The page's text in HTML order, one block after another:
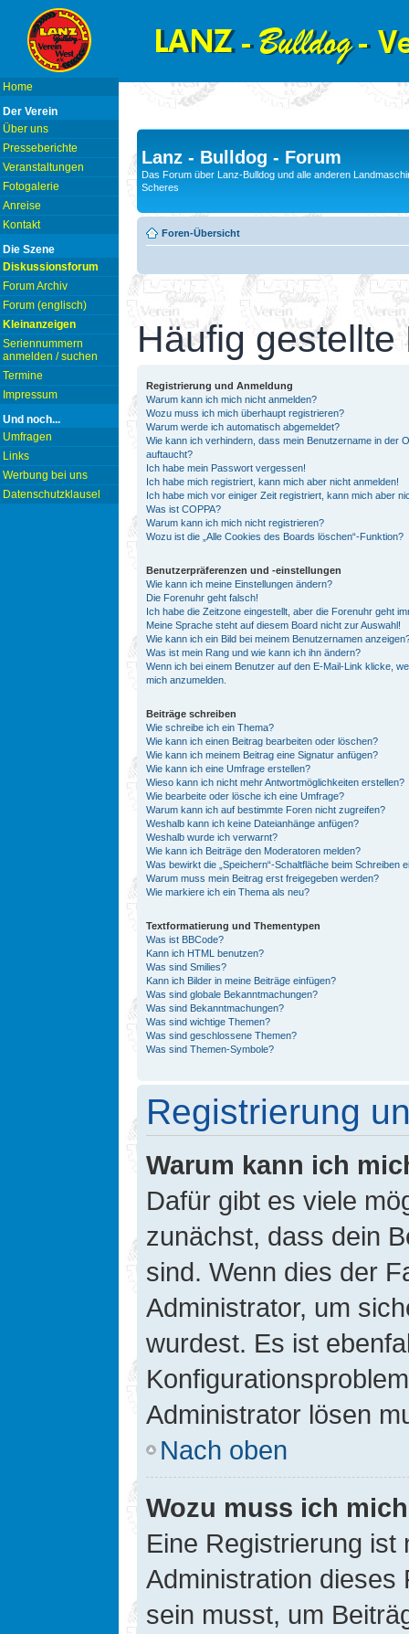
Home
Der Verein
Über uns
Presseberichte
Veranstaltungen
Fotogalerie
Anreise
Kontakt
Die Szene
Diskussionsforum
Forum Archiv
Forum (englisch)
Kleinanzeigen
Seriennummern
anmelden / suchen
Termine
Impressum
Und noch...
Umfragen
Links
Werbung bei uns
Datenschutzklausel
Lanz - Bulldog - Forum
Das Forum über Lanz-Bulldog und alle anderen
Scheres
Foren-Übersicht
Häufig gestellte
Registrierung und Anmeldung
Warum kann ich mich nicht anmelden?
Wozu muss ich mich überhaupt registrieren?
Warum werde ich automatisch abgemeldet?
Wie kann ich verhindern, dass mein Benutzername in der
auftaucht?
Ich habe mein Passwort vergessen!
Ich habe mich registriert, kann mich aber nicht anmelden!
Ich habe mich vor einiger Zeit registriert, kann mich aber
Was ist COPPA?
Warum kann ich mich nicht registrieren?
Wozu ist die „Alle Cookies des Boards löschen“-Funktion?
Benutzerpräferenzen und -einstellungen
Wie kann ich meine Einstellungen ändern?
Die Forenuhr geht falsch!
Ich habe die Zeitzone eingestellt, aber die Forenuhr geht
Meine Sprache steht auf diesem Board nicht zur Auswahl!
Wie kann ich ein Bild bei meinem Benutzernamen
Was ist mein Rang und wie kann ich ihn ändern?
Wenn ich bei einem Benutzer auf den E-Mail-Link klicke,
mich anzumelden.
Beiträge schreiben
Wie schreibe ich ein Thema?
Wie kann ich einen Beitrag bearbeiten oder löschen?
Wie kann ich meinem Beitrag eine Signatur anfügen?
Wie kann ich eine Umfrage erstellen?
Wieso kann ich nicht mehr Antwortmöglichkeiten erstellen?
Wie bearbeite oder lösche ich eine Umfrage?
Warum kann ich auf bestimmte Foren nicht zugreifen?
Weshalb kann ich keine Dateianhänge anfügen?
Weshalb wurde ich verwarnt?
Wie kann ich Beiträge den Moderatoren melden?
Was bewirkt die „Speichern“-Schaltfläche beim Schreiben
Warum muss mein Beitrag erst freigegeben werden?
Wie markiere ich ein Thema als neu?
Textformatierung und Thementypen
Was ist BBCode?
Kann ich HTML benutzen?
Was sind Smilies?
Kann ich Bilder in meine Beiträge einfügen?
Was sind globale Bekanntmachungen?
Was sind Bekanntmachungen?
Was sind wichtige Themen?
Was sind geschlossene Themen?
Was sind Themen-Symbole?
Registrierung
Warum kann ich
Dafür gibt es viele
zunächst, dass dein
sind. Wenn dies der
Administrator, um
wurdest. Es ist
Administrator lösen
Nach oben
Wozu muss ich
Eine Registrierung ist
Administration dieses
sein musst, um